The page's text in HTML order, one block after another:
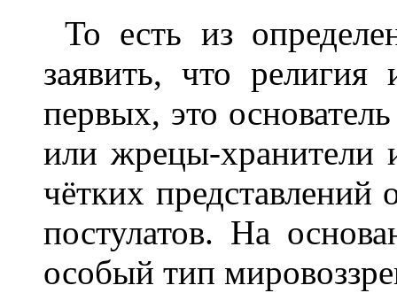
То есть из
заявить, что
первых, это
или жрецы-хранители
чётких
постулатов. На
особый тип